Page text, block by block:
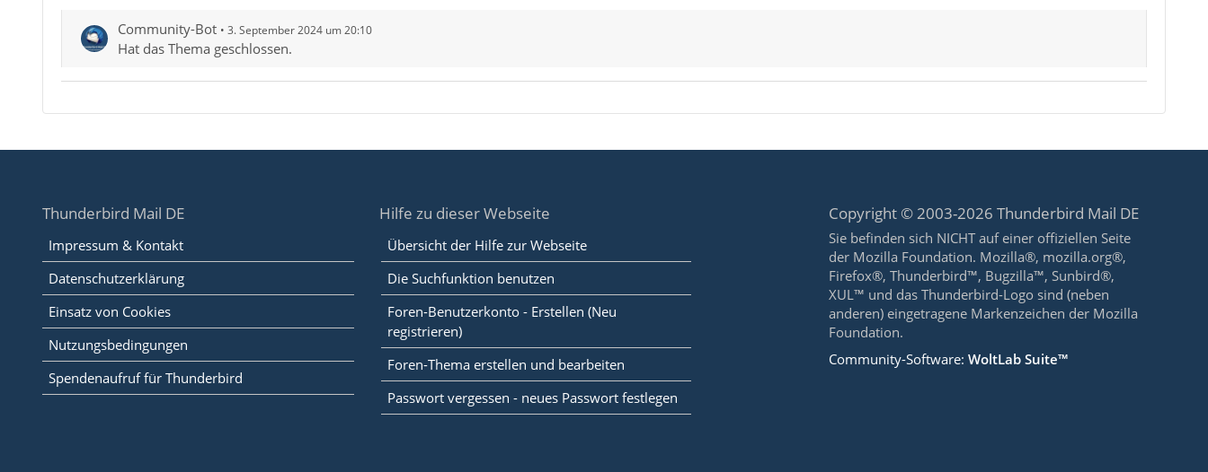
Community-Bot 3. September 2024 um 20:10
Hat das Thema geschlossen.
Thunderbird Mail DE
Impressum & Kontakt
Datenschutzerklärung
Einsatz von Cookies
Nutzungsbedingungen
Spendenaufruf für Thunderbird
Hilfe zu dieser Webseite
Übersicht der Hilfe zur Webseite
Die Suchfunktion benutzen
Foren-Benutzerkonto - Erstellen (Neu
registrieren)
Foren-Thema erstellen und bearbeiten
Passwort vergessen - neues Passwort festlegen
Copyright © 2003-2026 Thunderbird Mail DE
Sie befinden sich NICHT auf einer offiziellen Seite
der Mozilla Foundation. Mozilla®, mozilla.org®,
Firefox®, Thunderbird™, Bugzilla™, Sunbird®,
XUL™ und das Thunderbird-Logo sind (neben
anderen) eingetragene Markenzeichen der Mozilla
Foundation.
Community-Software:WoltLab Suite™